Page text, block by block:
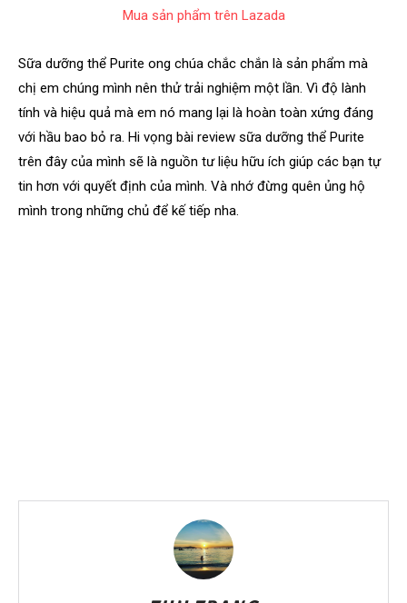
Mua sản phẩm trên Lazada
Sữa dưỡng thể Purite ong chúa chắc chắn là sản phẩm mà
chị em chúng mình nên thử trải nghiệm một lần. Vì độ lành
tính và hiệu quả mà em nó mang lại là hoàn toàn xứng đáng
với hầu bao bỏ ra. Hi vọng bài review sữa dưỡng thể Purite
trên đây của mình sẽ là nguồn tư liệu hữu ích giúp các bạn tự
tin hơn với quyết định của mình. Và nhớ đừng quên ủng hộ
mình trong những chủ để kế tiếp nha.